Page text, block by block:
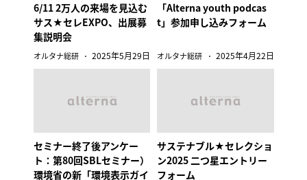
6/11 2万人の来場を見込む
サス★セレEXPO、出展募
集説明会
オルタナ総研 2025年5月29日
「Alterna youth podcas
t」参加申し込みフォーム
オルタナ総研 2025年4月22日
セミナー終了後アンケー
ト：第80回SBLセミナー）
環境省の新「環境表示ガイ
サステナブル★セレクショ
ン2025 二つ星エントリー
フォーム